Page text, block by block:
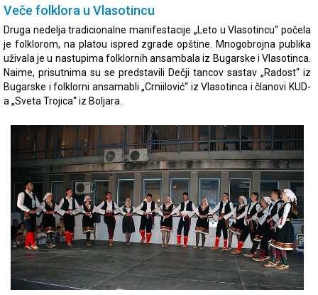
Veče folklora u Vlasotincu
Druga nedelja tradicionalne manifestacije „Leto u Vlasotincu“ počela
je folklorom, na platou ispred zgrade opštine. Mnogobrojna publika
uživala je u nastupima folklornih ansambala iz Bugarske i Vlasotinca.
Naime, prisutnima su se predstavili Dečji tancov sastav „Radost“ iz
Bugarske i folklorni ansamabli „Crniilović“ iz Vlasotinca i članovi KUD-
a „Sveta Trojica“ iz Boljara.